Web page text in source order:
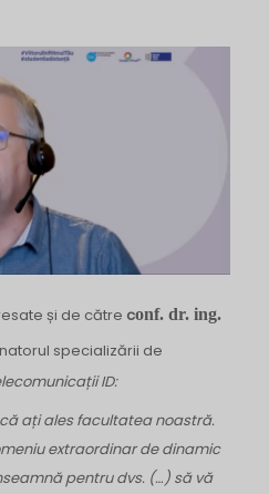
și de către conf. dr. ing.
specializării de
ID:
ați ales facultatea noastră.
extraordinar de dinamic
pentru dvs. (…) să vă